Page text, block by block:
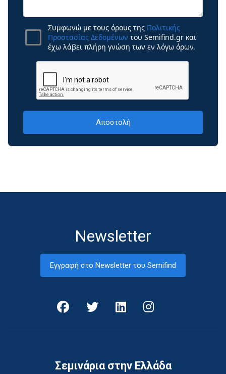
Συμφωνώ με τους όρους της Πολιτικής
Προστασίας Δεδομένων του Semifind.gr και
έχω λάβει πλήρη γνώση των εν λόγω όρων.
Newsletter
Εγγραφή στο Newsletter του Semifind
Σεμινάρια στην Ελλάδα